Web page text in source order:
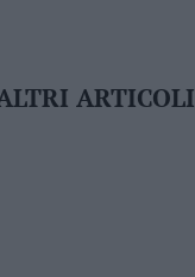
ARTICOLI